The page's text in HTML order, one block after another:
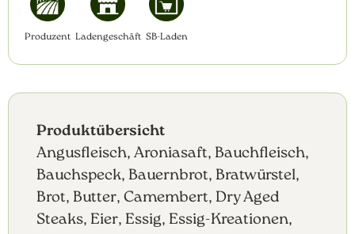
Produzent Ladengeschäft SB-Laden
Produktübersicht
Angusfleisch, Aroniasaft, Bauchfleisch,
Bauchspeck, Bauernbrot, Bratwürstel,
Brot, Butter, Camembert, Dry Aged
Steaks, Eier, Essig, Essig-Kreationen,